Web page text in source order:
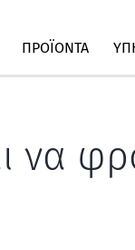
ΠΡΟΪΟΝΤΑ
να